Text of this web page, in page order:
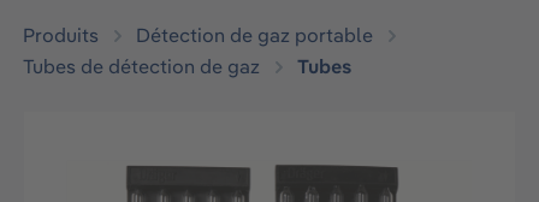
Produits
Détection de gaz portable
Tubes de détection de gaz
Tubes
Ignorer la galerie d'images